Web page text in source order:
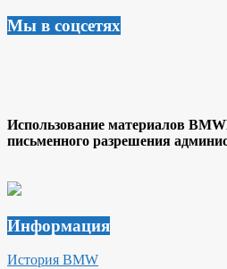
Мы в соцсетях
Использование материалов
письменного разрешения
Информация
История BMW